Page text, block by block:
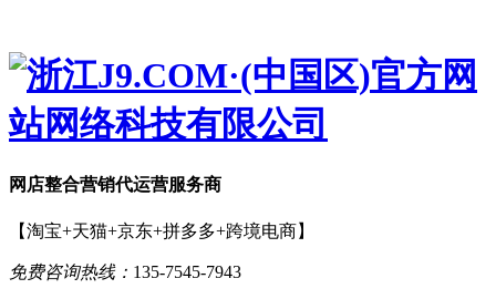
网店整合营销代运营服务商
【淘宝+天猫+京东+拼多多+跨境电商】
免费咨询热线： 135-7545-7943